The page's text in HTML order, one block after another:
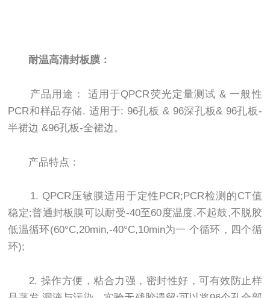
耐温高清封板膜：
产品用途： 适用于QPCR荧光定量测试 & 一般性
PCR和样品存储. 适用于: 96孔板 & 96深孔板& 96孔板-
半裙边 &96孔板-全裙边。
产品特点：
1. QPCR压敏膜适用于定性PCR;PCR检测的CT值
稳定;普通封板膜可以耐受-40至60度温度,不起鼓,不脱胶
低温循环(60°C,20min,-40°C,10min为一 个循环，四个循
环);
2. 操作方便，粘合力强，密封性好，可有效防止样